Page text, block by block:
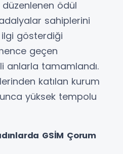
ödül
sahiplerini
gösterdiği
geçen
anlarla tamamlandı.
katılan kurum
yüksek tempolu
GSİM Çorum